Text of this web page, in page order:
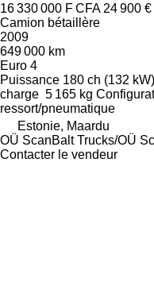
16 330 000 F CFA 24 900 €
Camion bétaillère
2009
649 000 km
Euro 4
Puissance 180 ch (132 kW)
charge 5 165 kg
ressort/pneumatique
Estonie, Maardu
OÜ ScanBalt Trucks/OÜ
Contacter le vendeur